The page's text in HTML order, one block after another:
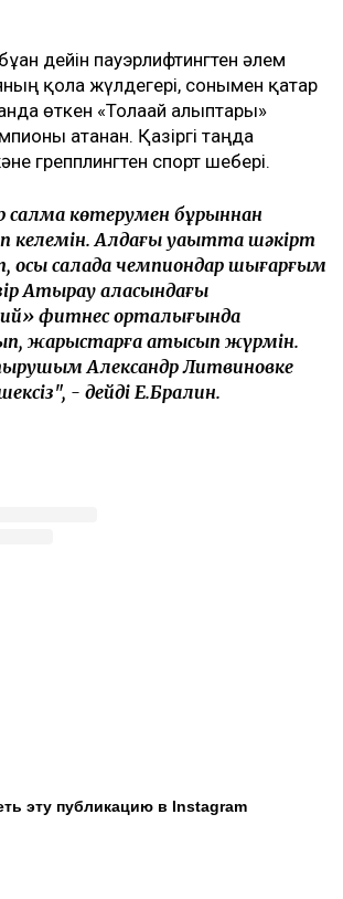
дейін пауэрлифтингтен әлем
қола жүлдегері, сонымен қатар
өткен «Толағай алыптары»
атанған. Қазіргі таңда
грепплингтен спорт шебері.
көтерумен бұрыннан
келемін. Алдағы уақытта шәкірт
осы салада чемпиондар шығарғым
Атырау қаласындағы
фитнес орталығында
жарыстарға қатысып жүрмін.
Александр Литвиновке
- дейді Е.Бралин.
эту публикацию в Instagram